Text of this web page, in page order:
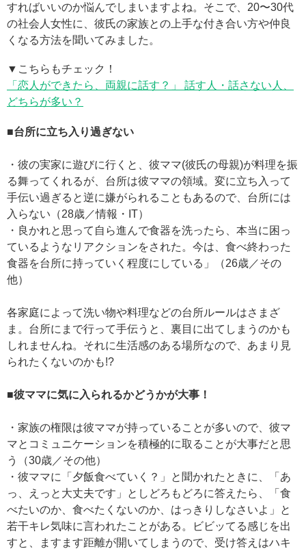
すればいいのか悩んでしまいますよね。そこで、20〜30代
の社会人女性に、彼氏の家族との上手な付き合い方や仲良
くなる方法を聞いてみました。
▼こちらもチェック！
「恋人ができたら、両親に話す？」 話す人・話さない人、
どちらが多い？
■台所に立ち入り過ぎない
・彼の実家に遊びに行くと、彼ママ(彼氏の母親)が料理を振
る舞ってくれるが、台所は彼ママの領域。変に立ち入って
手伝い過ぎると逆に嫌がられることもあるので、台所には
入らない（28歳／情報・IT）
・良かれと思って自ら進んで食器を洗ったら、本当に困っ
ているようなリアクションをされた。今は、食べ終わった
食器を台所に持っていく程度にしている」（26歳／その
他）
各家庭によって洗い物や料理などの台所ルールはさまざ
ま。台所にまで行って手伝うと、裏目に出てしまうのかも
しれませんね。それに生活感のある場所なので、あまり見
られたくないのかも!?
■彼ママに気に入られるかどうかが大事！
・家族の権限は彼ママが持っていることが多いので、彼マ
マとコミュニケーションを積極的に取ることが大事だと思
う（30歳／その他）
・彼ママに「夕飯食べていく？」と聞かれたときに、「あ
っ、えっと大丈夫です」としどろもどろに答えたら、「食
べたいのか、食べたくないのか、はっきりしなさいよ」と
若干キレ気味に言われたことがある。ビビッてる感じを出
すと、ますます距離が開いてしまうので、受け答えはハキ